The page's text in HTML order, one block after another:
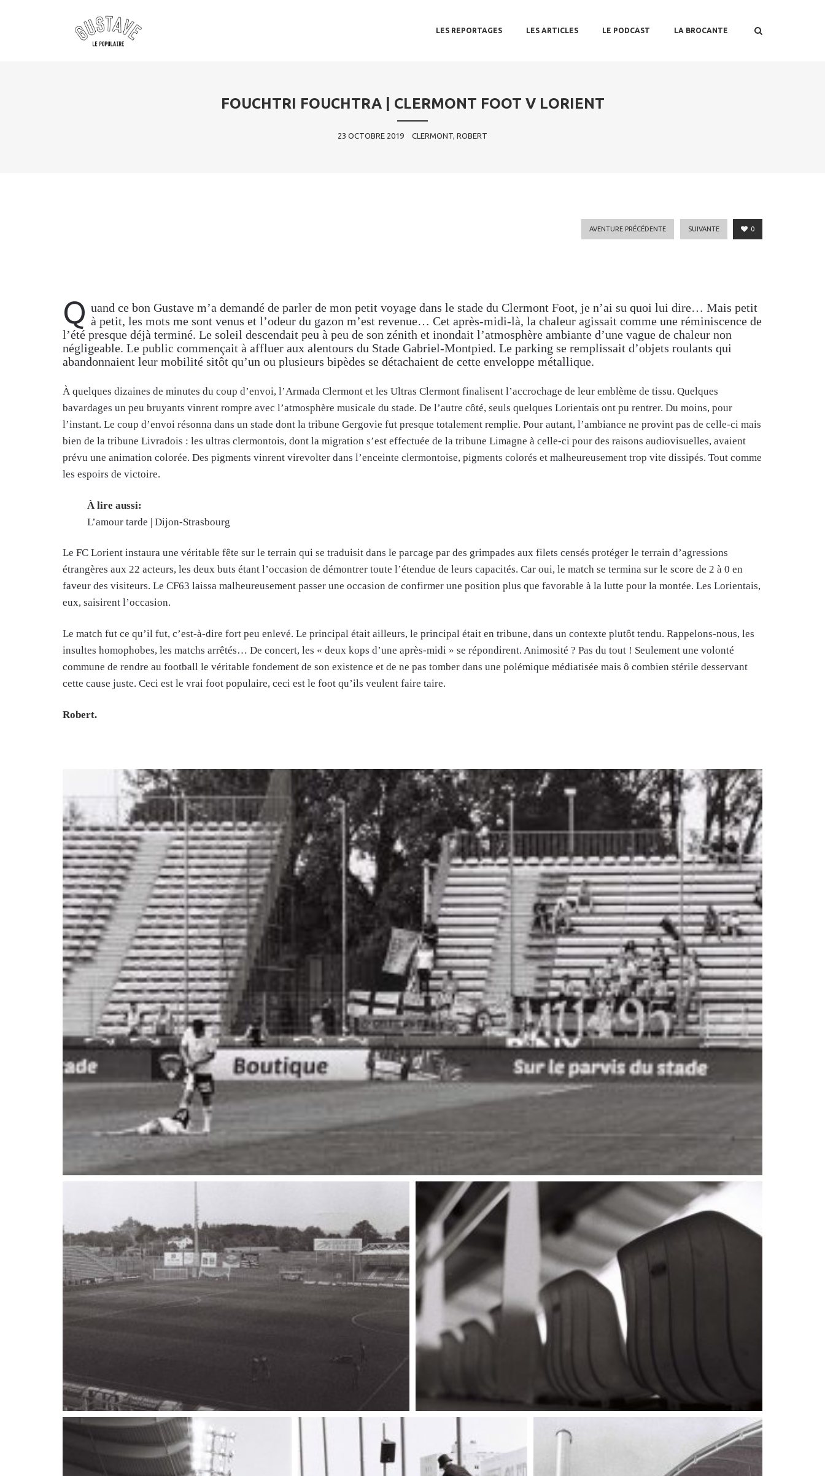
SKIP TO PRIMARY CONTENT
SKIP TO SECONDARY CONTENT
LES REPORTAGES LES ARTICLES LE PODCAST LA BROCANTE
FOUCHTRI FOUCHTRA | CLERMONT FOOT V LORIENT
23 OCTOBRE 2019 CLERMONT, ROBERT
0
AVENTURE PRÉCÉDENTE SUIVANTE
Q uand ce bon Gustave m’a demandé de parler de mon petit voyage dans le stade du Clermont Foot, je n’ai su quoi lui dire… Mais petit
à petit, les mots me sont venus et l’odeur du gazon m’est revenue… Cet après-midi-là, la chaleur agissait comme une réminiscence de
l’été presque déjà terminé. Le soleil descendait peu à peu de son zénith et inondait l’atmosphère ambiante d’une vague de chaleur non
négligeable. Le public commençait à affluer aux alentours du Stade Gabriel-Montpied. Le parking se remplissait d’objets roulants qui
abandonnaient leur mobilité sitôt qu’un ou plusieurs bipèdes se détachaient de cette enveloppe métallique.
À quelques dizaines de minutes du coup d’envoi, l’Armada Clermont et les Ultras Clermont finalisent l’accrochage de leur emblème de tissu. Quelques
bavardages un peu bruyants vinrent rompre avec l’atmosphère musicale du stade. De l’autre côté, seuls quelques Lorientais ont pu rentrer. Du moins, pour
l’instant. Le coup d’envoi résonna dans un stade dont la tribune Gergovie fut presque totalement remplie. Pour autant, l’ambiance ne provint pas de celle-ci mais
bien de la tribune Livradois : les ultras clermontois, dont la migration s’est effectuée de la tribune Limagne à celle-ci pour des raisons audiovisuelles, avaient
prévu une animation colorée. Des pigments vinrent virevolter dans l’enceinte clermontoise, pigments colorés et malheureusement trop vite dissipés. Tout comme
les espoirs de victoire.
À lire aussi:
L’amour tarde | Dijon-Strasbourg
Le FC Lorient instaura une véritable fête sur le terrain qui se traduisit dans le parcage par des grimpades aux filets censés protéger le terrain d’agressions
étrangères aux 22 acteurs, les deux buts étant l’occasion de démontrer toute l’étendue de leurs capacités. Car oui, le match se termina sur le score de 2 à 0 en
faveur des visiteurs. Le CF63 laissa malheureusement passer une occasion de confirmer une position plus que favorable à la lutte pour la montée. Les Lorientais,
eux, saisirent l’occasion.
Le match fut ce qu’il fut, c’est-à-dire fort peu enlevé. Le principal était ailleurs, le principal était en tribune, dans un contexte plutôt tendu. Rappelons-nous, les
insultes homophobes, les matchs arrêtés… De concert, les « deux kops d’une après-midi » se répondirent. Animosité ? Pas du tout ! Seulement une volonté
commune de rendre au football le véritable fondement de son existence et de ne pas tomber dans une polémique médiatisée mais ô combien stérile desservant
cette cause juste. Ceci est le vrai foot populaire, ceci est le foot qu’ils veulent faire taire.
Robert.